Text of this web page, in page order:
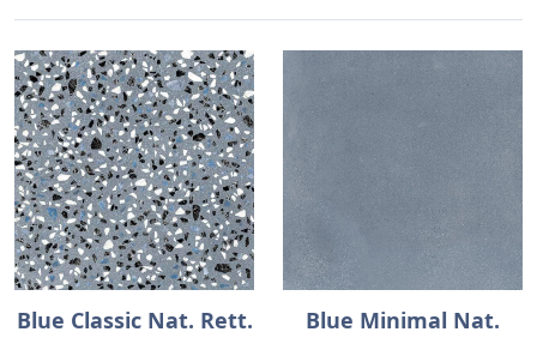
Blue Classic Nat. Rett. Blue Minimal Nat.